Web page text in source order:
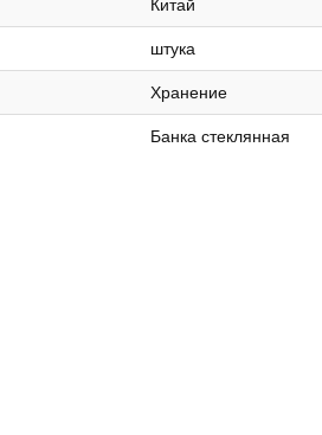
Китай
штука
Хранение
Банка стеклянная